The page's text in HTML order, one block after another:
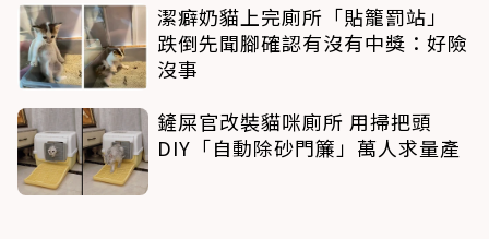
潔癖奶貓上完廁所「貼籠罰站」
跌倒先聞腳確認有沒有中獎：好險
沒事
鏟屎官改裝貓咪廁所 用掃把頭
DIY「自動除砂門簾」萬人求量產